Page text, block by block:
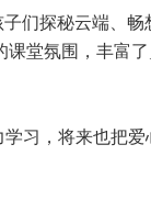
们探秘云端、
堂氛围，丰富
习，将来也把